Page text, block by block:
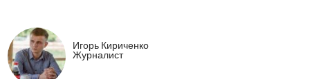
Игорь Кириченко
Журналист